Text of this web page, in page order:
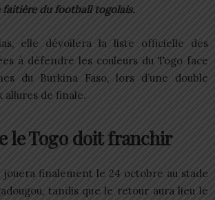
faitière du football togolais.
elle dévoilera la liste officielle des
à défendre les couleurs du Togo face
du Burkina Faso, lors d’une double
de finale.
le Togo doit franchir
finalement le 24 octobre au stade
tandis que le retour aura lieu le